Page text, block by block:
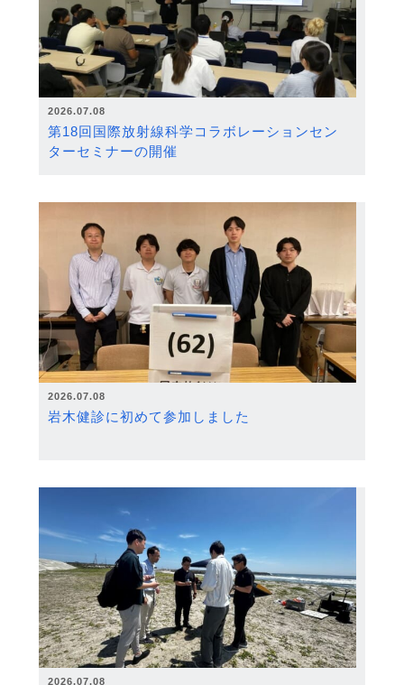
2026.07.08
第18回国際放射線科学コラボレーションセン
ターセミナーの開催
2026.07.08
岩木健診に初めて参加しました
2026.07.08